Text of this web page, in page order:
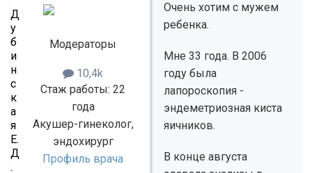
Д
у
б
и
н
с
к
а
я
Е.
Д
.
Модераторы
10,4k
Стаж работы: 22
года
Акушер-гинеколог,
эндохирург
Профиль врача
Очень хотим с мужем
ребенка.
Мне 33 года. В 2006
году была
лапороскопия -
эндеметриозная киста
яичников.
В конце августа